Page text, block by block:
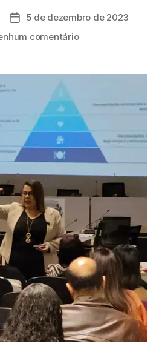
5 de dezembro de 2023
comentário